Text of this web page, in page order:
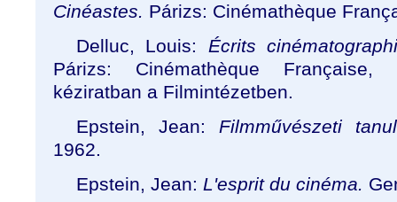
Cinéastes. Párizs: Cinémathèque
Delluc, Louis: Écrits
Párizs: Cinémathèque
kéziratban a Filmintézetben.
Epstein, Jean: Filmművészeti
1962.
Epstein, Jean: L'esprit du cinéma.